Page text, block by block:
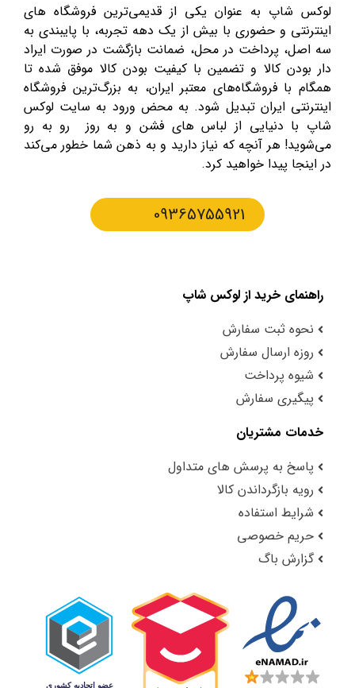
لوکس شاپ به عنوان یکی از قدیمی‌ترین فروشگاه های
اینترنتی و حضوری با بیش از یک دهه تجربه، با پایبندی به
سه اصل، پرداخت در محل، ضمانت بازگشت در صورت ایراد
دار بودن کالا و تضمین با کیفیت بودن کالا موفق شده تا
همگام با فروشگاه‌های معتبر ایران، به بزرگ‌ترین فروشگاه
اینترنتی ایران تبدیل شود. به محض ورود به سایت لوکس
شاپ با دنیایی از لباس های فشن و به روز رو به رو
می‌شوید! هر آنچه که نیاز دارید و به ذهن شما خطور می‌کند
در اینجا پیدا خواهید کرد.
09365755921
راهنمای خرید از لوکس شاپ
نحوه ثبت سفارش
روزه ارسال سفارش
شیوه پرداخت
پیگیری سفارش
خدمات مشتریان
پاسخ به پرسش های متداول
رویه بازگرداندن کالا
شرایط استفاده
حریم خصوصی
گزارش باگ